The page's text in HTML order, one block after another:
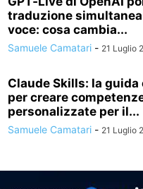
traduzione
voce: cosa cambia...
Samuele Camatari - 21 Luglio
Claude Skills: la guida
per creare
personalizzate per il...
Samuele Camatari - 21 Luglio